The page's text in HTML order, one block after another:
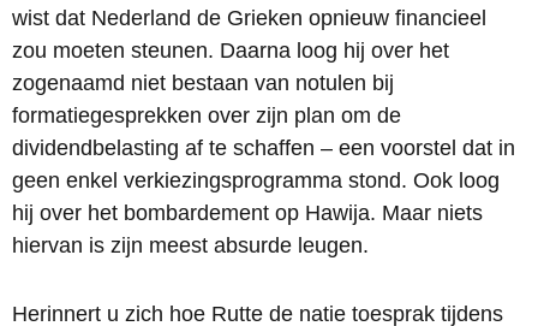
wist dat Nederland de Grieken opnieuw financieel
zou moeten steunen. Daarna loog hij over het
zogenaamd niet bestaan van notulen bij
formatiegesprekken over zijn plan om de
dividendbelasting af te schaffen – een voorstel dat in
geen enkel verkiezingsprogramma stond. Ook loog
hij over het bombardement op Hawija. Maar niets
hiervan is zijn meest absurde leugen.
Herinnert u zich hoe Rutte de natie toesprak tijdens